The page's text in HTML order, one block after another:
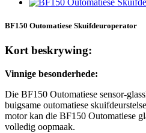
BF150 Outomatiese Skuifdeuroperator
Kort beskrywing:
Vinnige besonderhede:
Die BF150 Outomatiese sensor-
buigsame outomatiese
motor kan die BF150 Outomatiese
volledig oopmaak.